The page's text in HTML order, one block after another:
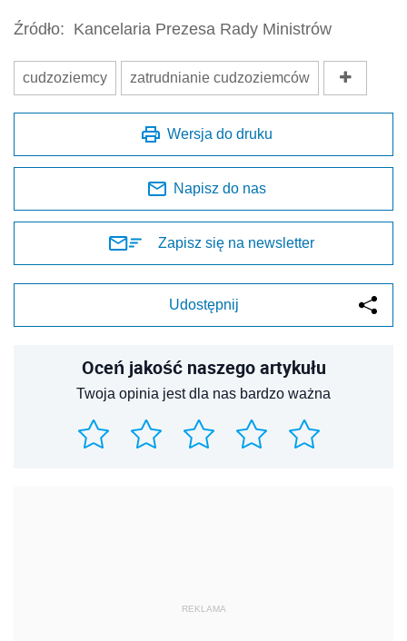
Źródło: Kancelaria Prezesa Rady Ministrów
cudzoziemcy zatrudnianie cudzoziemców
Wersja do druku
Napisz do nas
Zapisz się na newsletter
Udostępnij
Oceń jakość naszego artykułu
Twoja opinia jest dla nas bardzo ważna
REKLAMA